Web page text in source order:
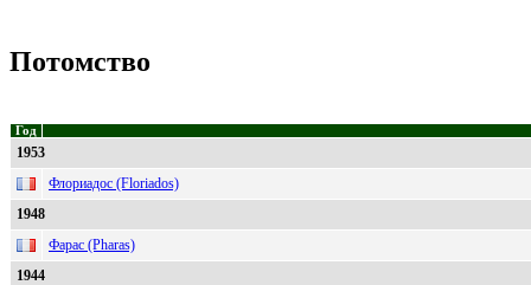
Потомство
Год
1953
Флориадос (Floriados)
1948
Фарас (Pharas)
1944